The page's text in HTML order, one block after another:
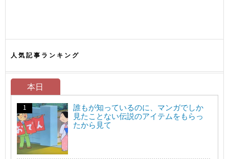
人気記事ランキング
本日
誰もが知っているのに、マンガでしか
見たことない伝説のアイテムをもらっ
たから見て